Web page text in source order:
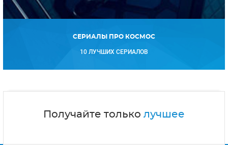
СЕРИАЛЫ ПРО КОСМОС
10 ЛУЧШИХ СЕРИАЛОВ
Получайте только лучшее